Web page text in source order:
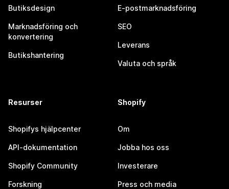
Butiksdesign
Marknadsföring och
konvertering
Butikshantering
E-postmarknadsföring
SEO
Leverans
Valuta och språk
Resurser
Shopifys hjälpcenter
API-dokumentation
Shopify Community
Forskning
Shopify
Om
Jobba hos oss
Investerare
Press och media